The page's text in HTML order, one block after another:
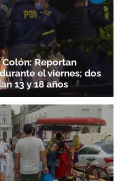
Reportan
el viernes; dos
13 y 18 años